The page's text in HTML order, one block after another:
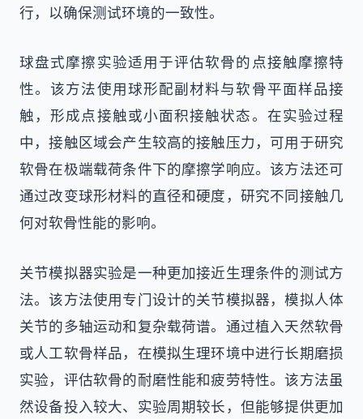
行，以确保测试环境的一致性。
球盘式摩擦实验适用于评估软骨的点接触摩擦特
性。该方法使用球形配副材料与软骨平面样品接
触，形成点接触或小面积接触状态。在实验过程
中，接触区域会产生较高的接触压力，可用于研究
软骨在极端载荷条件下的摩擦学响应。该方法还可
通过改变球形材料的直径和硬度，研究不同接触几
何对软骨性能的影响。
关节模拟器实验是一种更加接近生理条件的测试方
法。该方法使用专门设计的关节模拟器，模拟人体
关节的多轴运动和复杂载荷谱。通过植入天然软骨
或人工软骨样品，在模拟生理环境中进行长期磨损
实验，评估软骨的耐磨性能和疲劳特性。该方法虽
然设备投入较大、实验周期较长，但能够提供更加